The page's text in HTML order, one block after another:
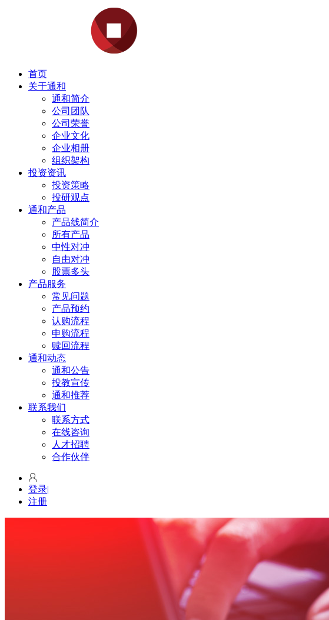
首页
关于通和
通和简介
公司团队
公司荣誉
企业文化
企业相册
组织架构
投资资讯
投资策略
投研观点
通和产品
产品线简介
所有产品
中性对冲
自由对冲
股票多头
产品服务
常见问题
产品预约
认购流程
申购流程
赎回流程
通和动态
通和公告
投教宣传
通和推荐
联系我们
联系方式
在线咨询
人才招聘
合作伙伴
登录|
注册